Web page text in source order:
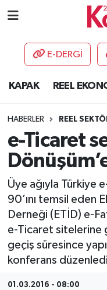
E-DERGİ
KAPAK REEL
HABERLER REEL
e-Ticaret
Üye ağıyla Türkiye
90’ını temsil eden
Derneği (ETİD) e-
e-Ticaret sitelerine
geçiş süresince
konferans
01.03.2016 - 08:00
AKADEMİ
DESTEK-TEŞVİK
ETKİNLİK
GÜNCEL
HABERLER
KAPAK
OSB
SEKTÖR